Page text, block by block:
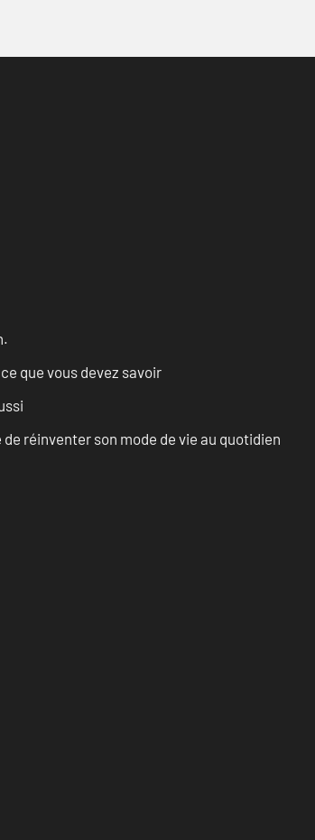
que vous devez savoir
réinventer son mode de vie au quotidien